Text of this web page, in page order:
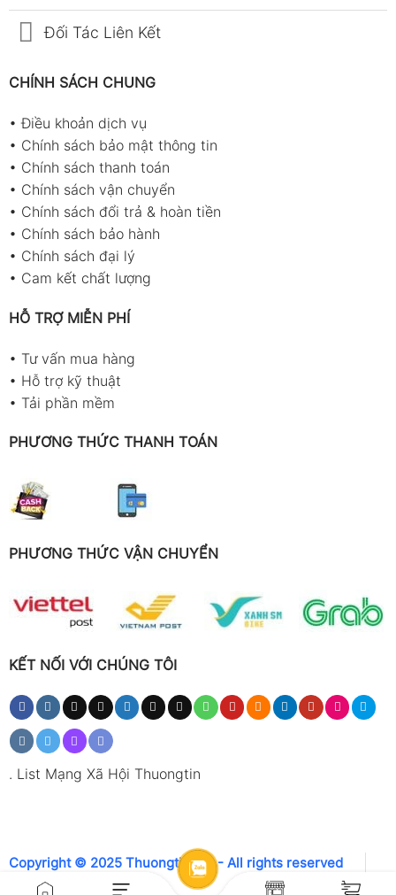
Đối Tác Liên Kết
CHÍNH SÁCH CHUNG
•Điều khoản dịch vụ
• Chính sách bảo mật thông tin
• Chính sách thanh toán
• Chính sách vận chuyển
• Chính sách đổi trả & hoàn tiền
• Chính sách bảo hành
• Chính sách đại lý
• Cam kết chất lượng
HỖ TRỢ MIỄN PHÍ
• Tư vấn mua hàng
• Hỗ trợ kỹ thuật
• Tải phần mềm
PHƯƠNG THỨC THANH TOÁN
PHƯƠNG THỨC VẬN CHUYỂN
KẾT NỐI VỚI CHÚNG TÔI
. List Mạng Xã Hội Thuongtin
Copyright © 2025 Thuongtin.net - All rights reserved